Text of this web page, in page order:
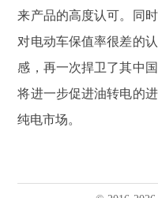
来产品的高度认可。同
对电动⻋保值率很差的
感，再一次捍卫了其中
将进一步促进油转电的
纯电市场。